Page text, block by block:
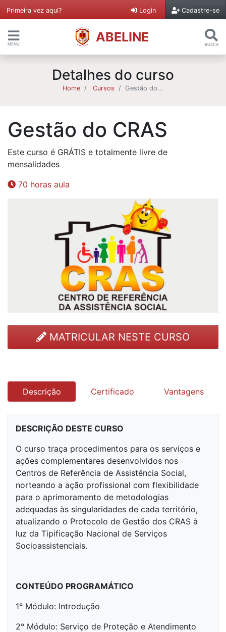
Primeira vez aqui? Login Cadastre-se
MENU ABELINE BUSCA
Detalhes do curso
Home Cursos Gestão do...
Gestão do CRAS
Este curso é GRÁTIS e totalmente livre de
mensalidades
70 horas aula
MATRICULAR NESTE CURSO
Descrição Certificado Vantagens
DESCRIÇÃO DESTE CURSO
O curso traça procedimentos para os serviços e
ações complementares desenvolvidos nos
Centros de Referência de Assistência Social,
norteando a ação profissional com flexibilidade
para o aprimoramento de metodologias
adequadas às singularidades de cada território,
atualizando o Protocolo de Gestão dos CRAS à
luz da Tipificação Nacional de Serviços
Socioassistenciais.
CONTEÚDO PROGRAMÁTICO
1° Módulo: Introdução
2° Módulo: Serviço de Proteção e Atendimento